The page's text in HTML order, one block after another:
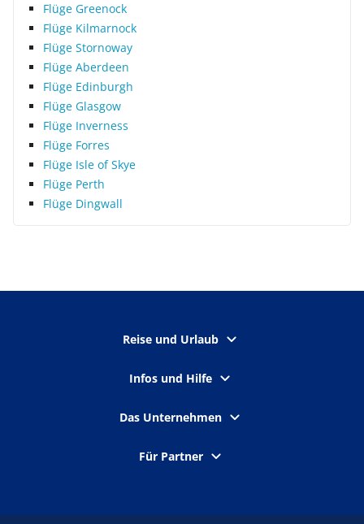
Flüge Greenock
Flüge Kilmarnock
Flüge Stornoway
Flüge Aberdeen
Flüge Edinburgh
Flüge Glasgow
Flüge Inverness
Flüge Forres
Flüge Isle of Skye
Flüge Perth
Flüge Dingwall
Reise und Urlaub
Infos und Hilfe
Das Unternehmen
Für Partner